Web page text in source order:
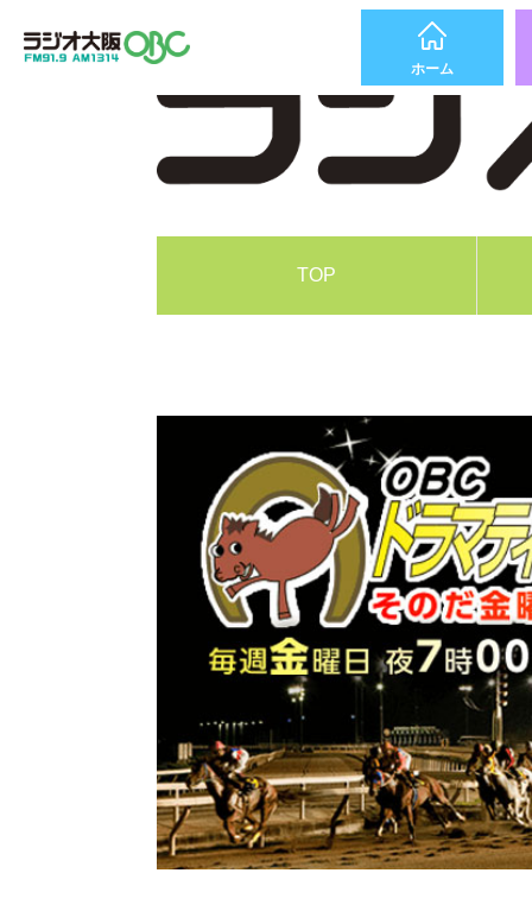
ホーム
TOP